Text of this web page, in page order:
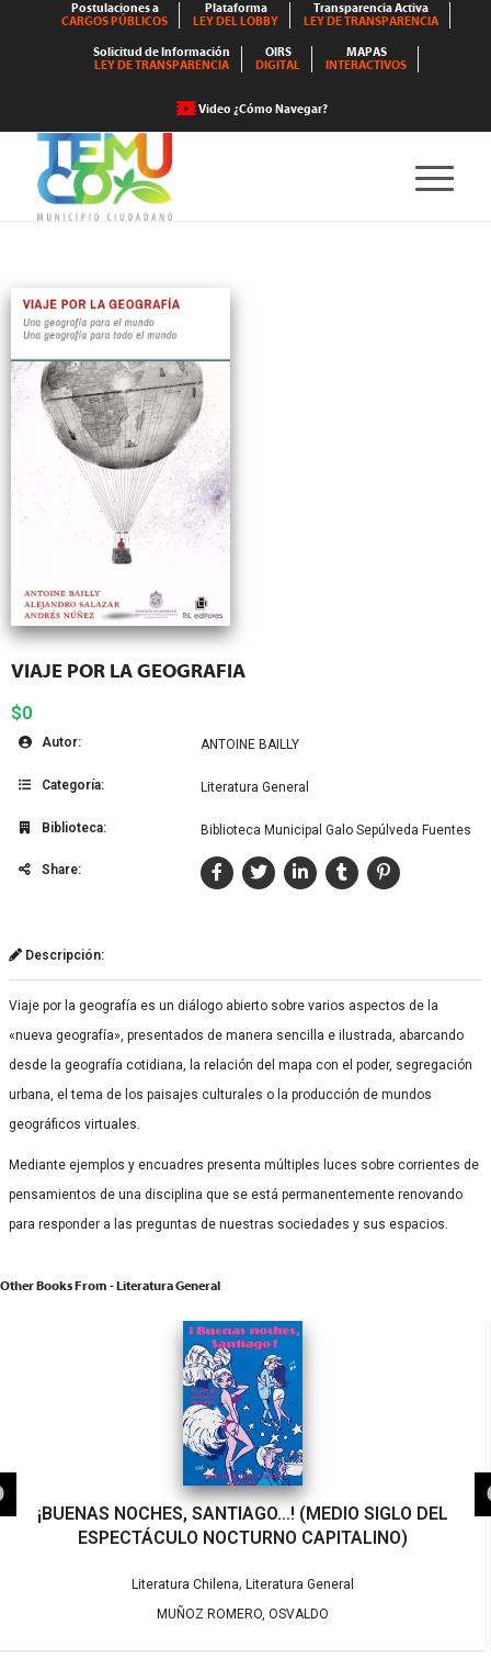
Postulaciones a
CARGOS PÚBLICOS
Plataforma
LEY DEL LOBBY
Transparencia Activa
LEY DE TRANSPARENCIA
Solicitud de Información
LEY DE TRANSPARENCIA
OIRS
DIGITAL
MAPAS
INTERACTIVOS
Video ¿Cómo Navegar?
VIAJE POR LA GEOGRAFIA
$0
Autor: ANTOINE BAILLY
Categoría: Literatura General
Biblioteca: Biblioteca Municipal Galo Sepúlveda Fuentes
Share:
Descripción:
Viaje por la geografía es un diálogo abierto sobre varios aspectos de la
«nueva geografía», presentados de manera sencilla e ilustrada, abarcando
desde la geografía cotidiana, la relación del mapa con el poder, segregación
urbana, el tema de los paisajes culturales o la producción de mundos
geográficos virtuales.
Mediante ejemplos y encuadres presenta múltiples luces sobre corrientes de
pensamientos de una disciplina que se está permanentemente renovando
para responder a las preguntas de nuestras sociedades y sus espacios.
Other Books From - Literatura General
¡BUENAS NOCHES, SANTIAGO…! (MEDIO SIGLO DEL
ESPECTÁCULO NOCTURNO CAPITALINO)
Literatura Chilena, Literatura General
MUÑOZ ROMERO, OSVALDO